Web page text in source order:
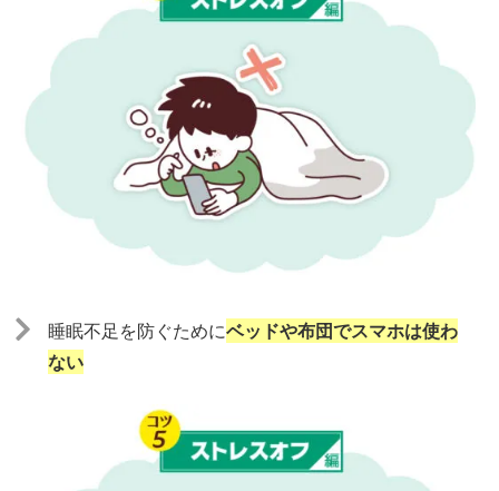
睡眠不足を防ぐためにベッドや布団でスマホは使わ
ない